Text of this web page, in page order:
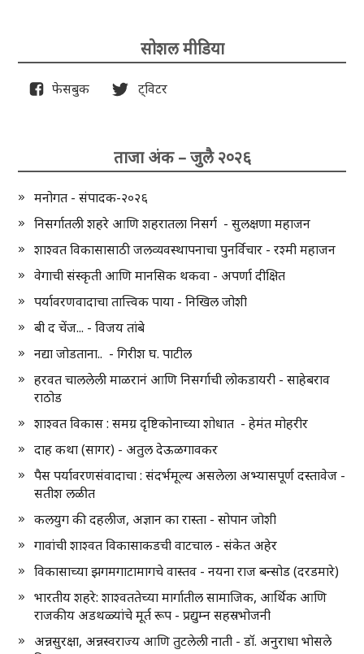
सोशल मीडिया
फेसबुक ट्विटर
ताजा अंक – जुलै २०२६
मनोगत - संपादक-२०२६
निसर्गातली शहरे आणि शहरातला निसर्ग - सुलक्षणा महाजन
शाश्वत विकासासाठी जलव्यवस्थापनाचा पुनर्विचार - रश्मी महाजन
वेगाची संस्कृती आणि मानसिक थकवा - अपर्णा दीक्षित
पर्यावरणवादाचा तात्त्विक पाया - निखिल जोशी
बी द चेंज... - विजय तांबे
नद्या जोडताना.. - गिरीश घ. पाटील
हरवत चाललेली माळरानं आणि निसर्गाची लोकडायरी - साहेबराव
राठोड
शाश्वत विकास : समग्र दृष्टिकोनाच्या शोधात - हेमंत मोहरीर
दाह कथा (सागर) - अतुल देऊळगावकर
पैस पर्यावरणसंवादाचा : संदर्भमूल्य असलेला अभ्यासपूर्ण दस्तावेज -
सतीश लळीत
कलयुग की दहलीज, अज्ञान का रास्ता - सोपान जोशी
गावांची शाश्वत विकासाकडची वाटचाल - संकेत अहेर
विकासाच्या झगमगाटामागचे वास्तव - नयना राज बन्सोड (दरडमारे)
भारतीय शहरे: शाश्वततेच्या मार्गातील सामाजिक, आर्थिक आणि
राजकीय अडथळ्यांचे मूर्त रूप - प्रद्युम्न सहस्रभोजनी
अन्नसुरक्षा, अन्नस्वराज्य आणि तुटलेली नाती - डॉ. अनुराधा भोसले